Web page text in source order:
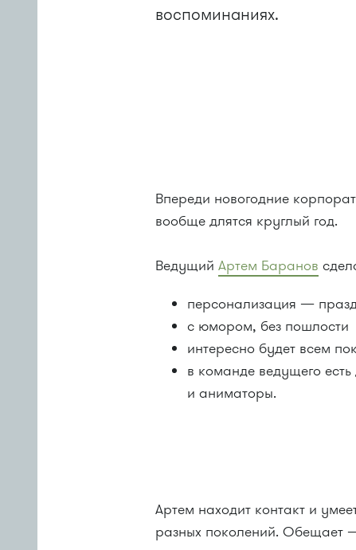
воспоминаниях.
Впереди новогодние
вообще длятся круглый год.
ВедущийАртем Баранов
персонализация —
с юмором, без пошлости
интересно будет всем
в команде ведущего
и аниматоры.
Артем находит контакт и
разных поколений. Обещает